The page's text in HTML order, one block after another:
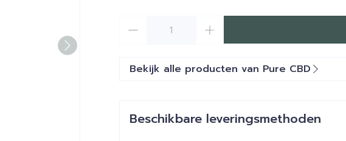
Bekijk alle producten van Pure CBD
Beschikbare leveringsmethoden